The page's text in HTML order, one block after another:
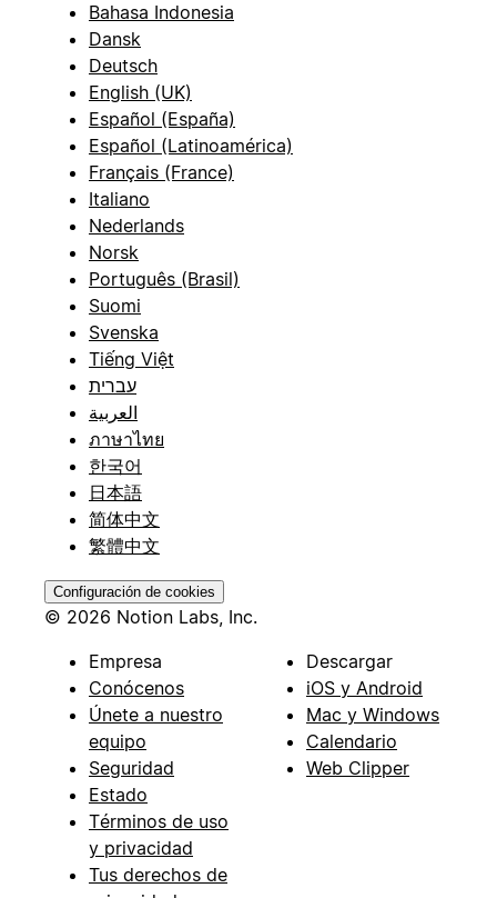
Bahasa Indonesia
Dansk
Deutsch
English (UK)
Español (España)
Español (Latinoamérica)
Français (France)
Italiano
Nederlands
Norsk
Português (Brasil)
Suomi
Svenska
Tiếng Việt
עברית
العربية
ภาษาไทย
한국어
日本語
简体中文
繁體中文
Configuración de cookies
© 2026 Notion Labs, Inc.
Empresa
Conócenos
Únete a nuestro
equipo
Seguridad
Estado
Términos de uso
y privacidad
Tus derechos de
Descargar
iOS y Android
Mac y Windows
Calendario
Web Clipper